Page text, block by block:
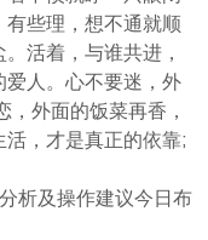
些理，想不通就顺
活着，与谁共进，
人。心不要迷，外
外面的饭菜再香，
，才是真正的依靠;